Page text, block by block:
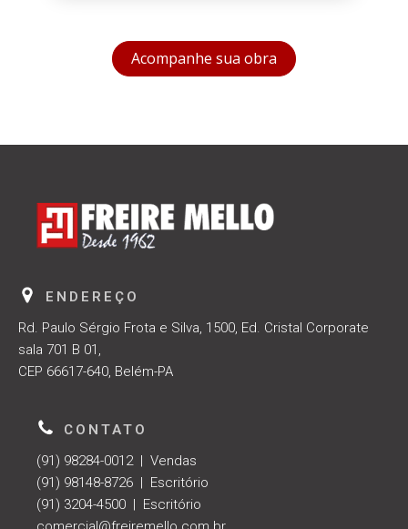
Acompanhe sua obra
ENDEREÇO
Rd. Paulo Sérgio Frota e Silva, 1500, Ed. Cristal Corporate
sala 701 B 01,
CEP 66617-640, Belém-PA
CONTATO
(91) 98284-0012 | Vendas
(91) 98148-8726 | Escritório
(91) 3204-4500 | Escritório